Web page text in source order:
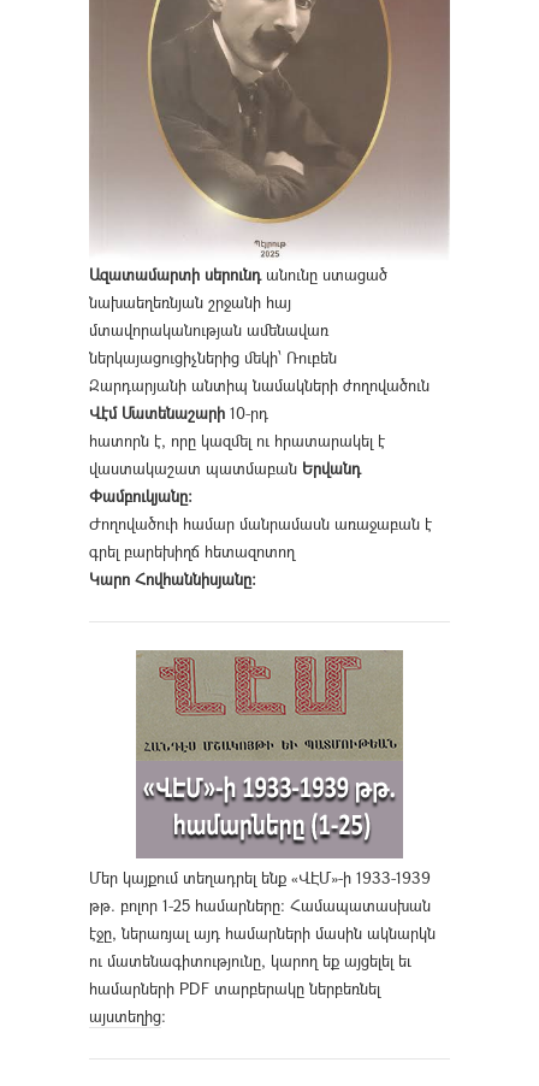
Ազատամարտի սերունդանունը ստացած
նախաեղեռնյան շրջանի հայ
մտավորականության ամենավառ
ներկայացուցիչներից մեկի՝ Ռուբեն
Զարդարյանի անտիպ նամակների ժողովածուն
Վէմ Մատենաշարի 10-րդ
հատորն է, որը կազմել ու հրատարակել է
վաստակաշատ պատմաբան Երվանդ
Փամբուկյանը։
Ժողովածուի համար մանրամասն առաջաբան է
գրել բարեխիղճ հետազոտող
Կարո Հովհաննիսյանը։
Մեր կայքում տեղադրել ենք «ՎԷՄ»-ի 1933-1939
թթ. բոլոր 1-25 համարները։ Համապատասխան
էջը, ներառյալ այդ համարների մասին ակնարկն
ու մատենագիտությունը, կարող եք այցելել եւ
համարների PDF տարբերակը ներբեռնել
այստեղից։